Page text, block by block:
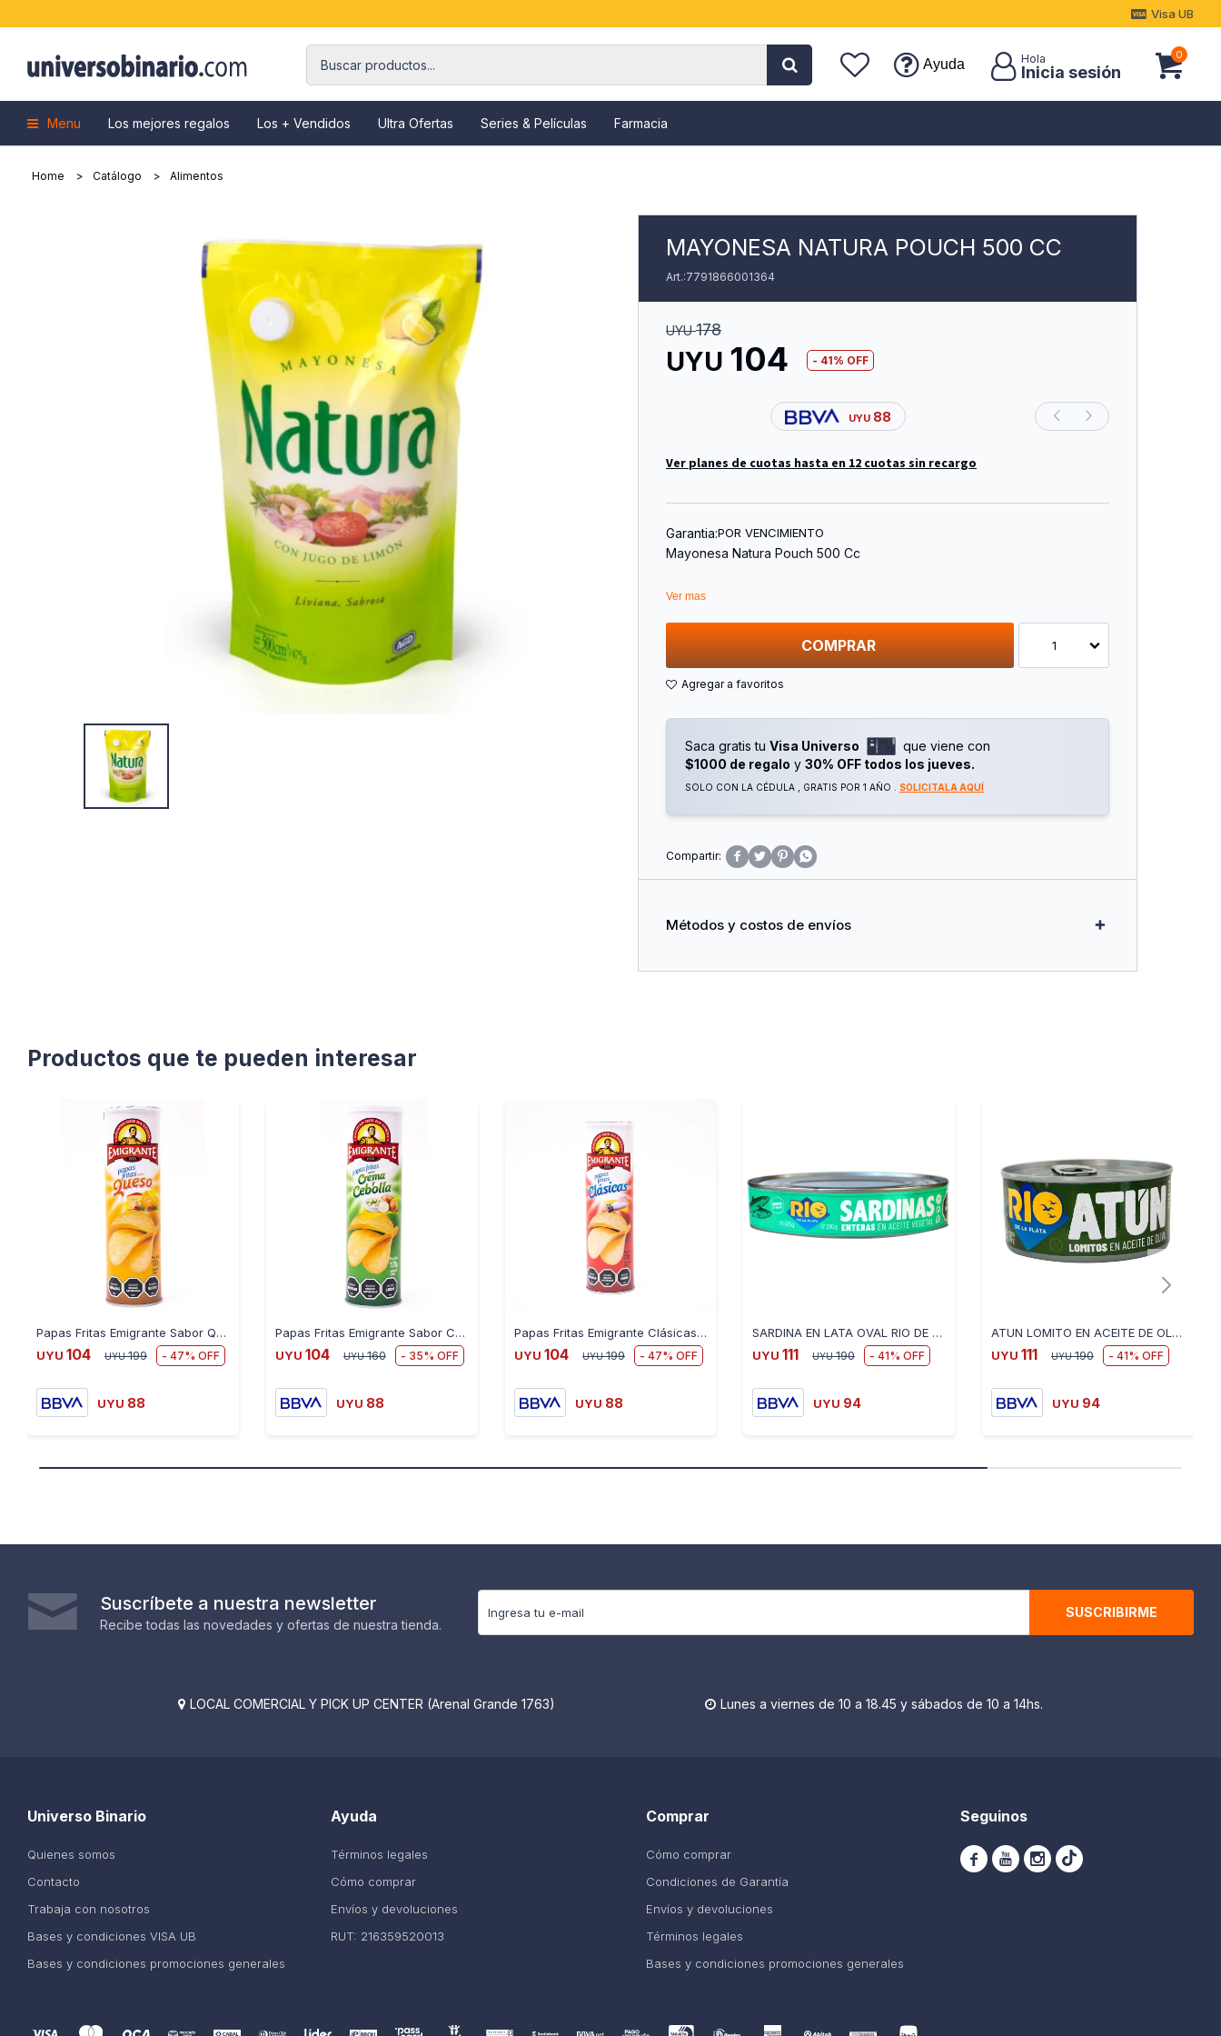
Menu Los mejores regalos Los + Vendidos Ultra Ofertas Series & Películas Farmacia
Ayuda
0
Visa UB
Home Catálogo Alimentos
MAYONESA NATURA POUCH 500 CC
7791866001364
UYU 104
UYU 178
41
UYU 88
Ver planes de cuotas hasta en 12 cuotas sin recargo
Garantia:POR VENCIMIENTO
Mayonesa Natura Pouch 500 Cc
Ver mas
COMPRAR 1
Saca gratis tu Visa Universo
que viene con
$1000 de regalo y 30% OFF todos los jueves.
SOLO CON LA CÉDULA , GRATIS POR 1 AÑO . SOLICITALA AQUÍ
   
Métodos y costos de envíos
Productos que te pueden interesar
Papas Fritas Emigrante Sabor Queso 120G
UYU 104 UYU 199 47
UYU 88
Papas Fritas Emigrante Sabor Crema y Cebolla 120 g
UYU 104 UYU 160 35
UYU 88
Papas Fritas Emigrante Clásicas Tubo 120G
UYU 104 UYU 199 47
UYU 88
SARDINA EN LATA OVAL RIO DE LA PLATA 425 GR
UYU 111 UYU 190 41
UYU 94
ATUN LOMITO EN ACEITE DE OLIVA RIO DE LA PLATA 170 GR
UYU 111 UYU 190 41
UYU 94
Suscríbete a nuestra newsletter
Recibe todas las novedades y ofertas de nuestra tienda.
SUSCRIBIRME
 LOCAL COMERCIAL Y PICK UP CENTER (Arenal Grande 1763)  Lunes a viernes de 10 a 18.45 y sábados de 10 a 14hs.
Ayuda
Términos legales
Cómo comprar
Envíos y devoluciones
RUT: 216359520013
Universo Binario
Quienes somos
Contacto
Trabaja con nosotros
Bases y condiciones VISA UB
Bases y condiciones promociones generales
Comprar
Cómo comprar
Condiciones de Garantía
Envíos y devoluciones
Términos legales
Bases y condiciones promociones generales
Seguinos
  